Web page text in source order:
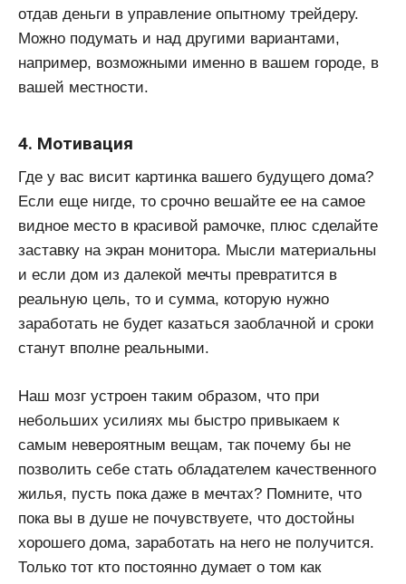
отдав деньги в управление опытному трейдеру.
Можно подумать и над другими вариантами,
например, возможными именно в вашем городе, в
вашей местности.
4. Мотивация
Где у вас висит картинка вашего будущего дома?
Если еще нигде, то срочно вешайте ее на самое
видное место в красивой рамочке, плюс сделайте
заставку на экран монитора. Мысли материальны
и если дом из далекой мечты превратится в
реальную цель, то и сумма, которую нужно
заработать не будет казаться заоблачной и сроки
станут вполне реальными.
Наш мозг устроен таким образом, что при
небольших усилиях мы быстро привыкаем к
самым невероятным вещам, так почему бы не
позволить себе стать обладателем качественного
жилья, пусть пока даже в мечтах? Помните, что
пока вы в душе не почувствуете, что достойны
хорошего дома, заработать на него не получится.
Только тот кто постоянно думает о том как